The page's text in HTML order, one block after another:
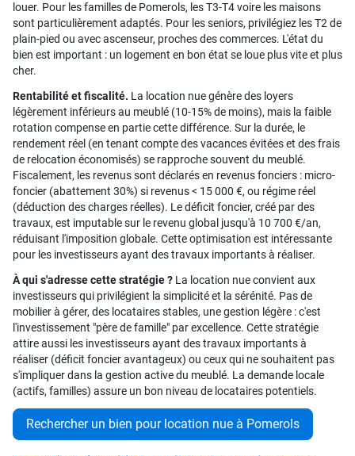
louer. Pour les familles de Pomerols, les T3-T4 voire les maisons
sont particulièrement adaptés. Pour les seniors, privilégiez les T2 de
plain-pied ou avec ascenseur, proches des commerces. L'état du
bien est important : un logement en bon état se loue plus vite et plus
cher.
Rentabilité et fiscalité. La location nue génère des loyers
légèrement inférieurs au meublé (10-15% de moins), mais la faible
rotation compense en partie cette différence. Sur la durée, le
rendement réel (en tenant compte des vacances évitées et des frais
de relocation économisés) se rapproche souvent du meublé.
Fiscalement, les revenus sont déclarés en revenus fonciers : micro-
foncier (abattement 30%) si revenus < 15 000 €, ou régime réel
(déduction des charges réelles). Le déficit foncier, créé par des
travaux, est imputable sur le revenu global jusqu'à 10 700 €/an,
réduisant l'imposition globale. Cette optimisation est intéressante
pour les investisseurs ayant des travaux importants à réaliser.
À qui s'adresse cette stratégie ? La location nue convient aux
investisseurs qui privilégient la simplicité et la sérénité. Pas de
mobilier à gérer, des locataires stables, une gestion légère : c'est
l'investissement "père de famille" par excellence. Cette stratégie
attire aussi les investisseurs ayant des travaux importants à
réaliser (déficit foncier avantageux) ou ceux qui ne souhaitent pas
s'impliquer dans la gestion active du meublé. La demande locale
(actifs, familles) assure un bon niveau de locataires potentiels.
Rechercher un bien pour location nue à Pomerols